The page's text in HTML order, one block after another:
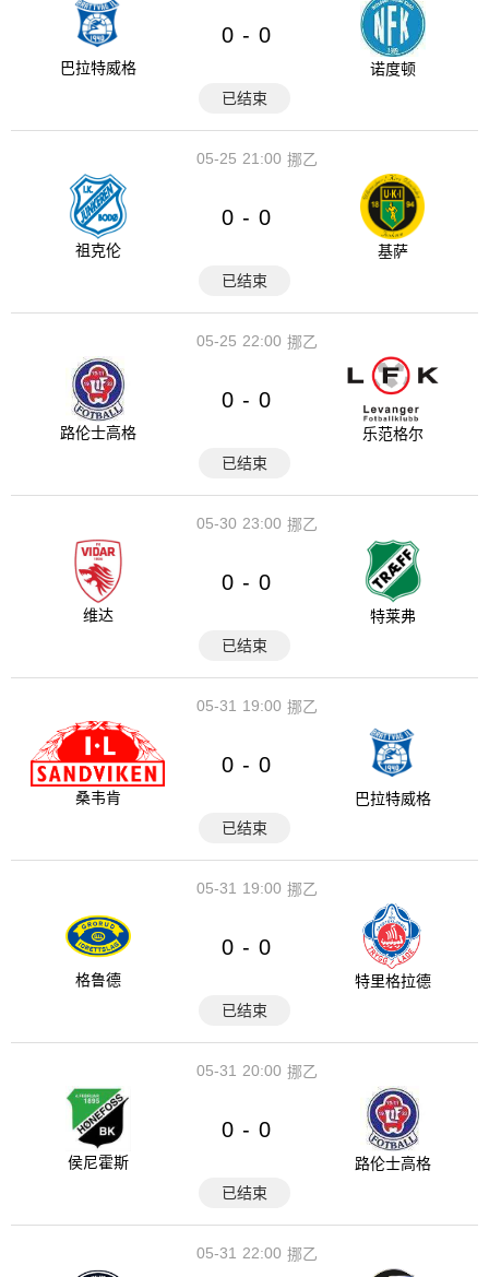
巴拉特威格
0 - 0
诺度顿
已结束
21:00
05-25 挪乙
祖克伦
0 - 0
基萨
已结束
22:00
05-25 挪乙
路伦士高格
0 - 0
乐范格尔
已结束
23:00
05-30 挪乙
维达
0 - 0
特莱弗
已结束
19:00
05-31 挪乙
桑韦肯
0 - 0
巴拉特威格
已结束
19:00
05-31 挪乙
格鲁德
0 - 0
特里格拉德
已结束
20:00
05-31 挪乙
侯尼霍斯
0 - 0
路伦士高格
已结束
22:00
05-31 挪乙